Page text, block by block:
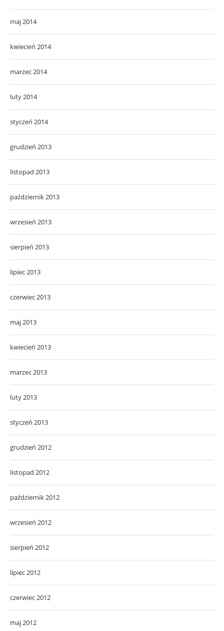
maj 2014
kwiecień 2014
marzec 2014
luty 2014
styczeń 2014
grudzień 2013
listopad 2013
październik 2013
wrzesień 2013
sierpień 2013
lipiec 2013
czerwiec 2013
maj 2013
kwiecień 2013
marzec 2013
luty 2013
styczeń 2013
grudzień 2012
listopad 2012
październik 2012
wrzesień 2012
sierpień 2012
lipiec 2012
czerwiec 2012
maj 2012